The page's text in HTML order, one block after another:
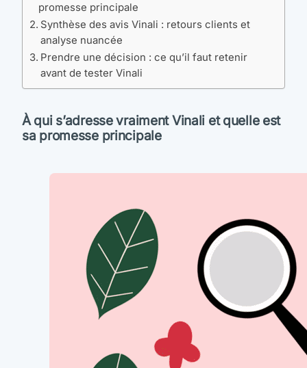
promesse principale
Synthèse des avis Vinali : retours clients et
analyse nuancée
Prendre une décision : ce qu’il faut retenir
avant de tester Vinali
À qui s’adresse vraiment Vinali et quelle est
sa promesse principale